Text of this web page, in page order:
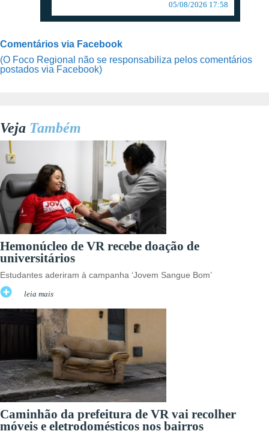
05/08/2026 17:58
Comentários via Facebook
(O Foco Regional não se responsabiliza pelos comentários
postados via Facebook)
Veja Também
Hemonúcleo de VR recebe doação de
universitários
Estudantes aderiram à campanha ‘Jovem Sangue Bom’
leia mais
Caminhão da prefeitura de VR vai recolher
móveis e eletrodomésticos nos bairros